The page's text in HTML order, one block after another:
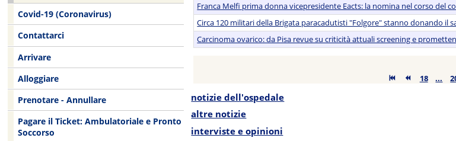
Franca Melfi prima donna vicepresidente Eacts: la nomina nel corso del
Circa 120 militari della Brigata paracadutisti "Folgore" stanno donando il
Carcinoma ovarico: da Pisa revue su criticità attuali screening e
18
...
notizie dell'ospedale
altre notizie
interviste e opinioni
Covid-19 (Coronavirus)
Contattarci
Arrivare
Alloggiare
Prenotare - Annullare
Pagare il Ticket: Ambulatoriale e Pronto
Soccorso